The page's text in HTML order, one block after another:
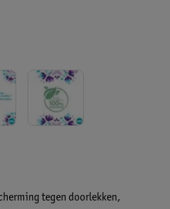
tegen doorlekken,